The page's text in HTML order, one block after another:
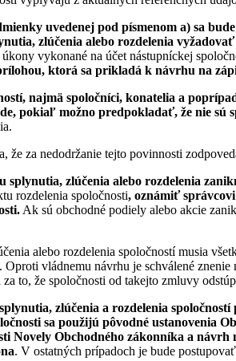
uvedenej pod písmenom a) sa bude
zlúčenia alebo rozdelenia
vykonané na účet nástupníckej
ktorá sa prikladá k návrhu na
najmä spoločníci, konatelia a
pokiaľ možno predpokladať, že nie sú
že za nedodržanie tejto povinnosti
splynutia, zlúčenia alebo rozdelenia
rozdelenia spoločnosti, oznámiť
Ak sú obchodné podiely alebo akcie
alebo rozdelenia spoločností musia
vládnemu návrhu je schválené
za to, že spoločnosti od takejto zmluvy
zlúčenia a rozdelenia
sa použijú pôvodné ustanovenia
Novely Obchodného zákonníka a návrh
. V ostatných prípadoch je bude